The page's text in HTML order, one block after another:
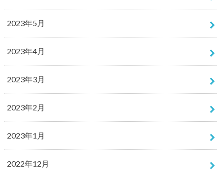
2023年5月
2023年4月
2023年3月
2023年2月
2023年1月
2022年12月